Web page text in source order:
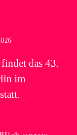
das 43.
im